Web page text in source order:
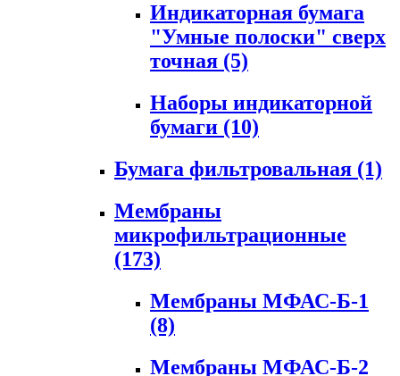
Индикаторная бумага
"Умные полоски" сверх
точная (5)
Наборы индикаторной
бумаги (10)
Бумага фильтровальная (1)
Мембраны
микрофильтрационные
(173)
Мембраны МФАС-Б-1
(8)
Мембраны МФАС-Б-2